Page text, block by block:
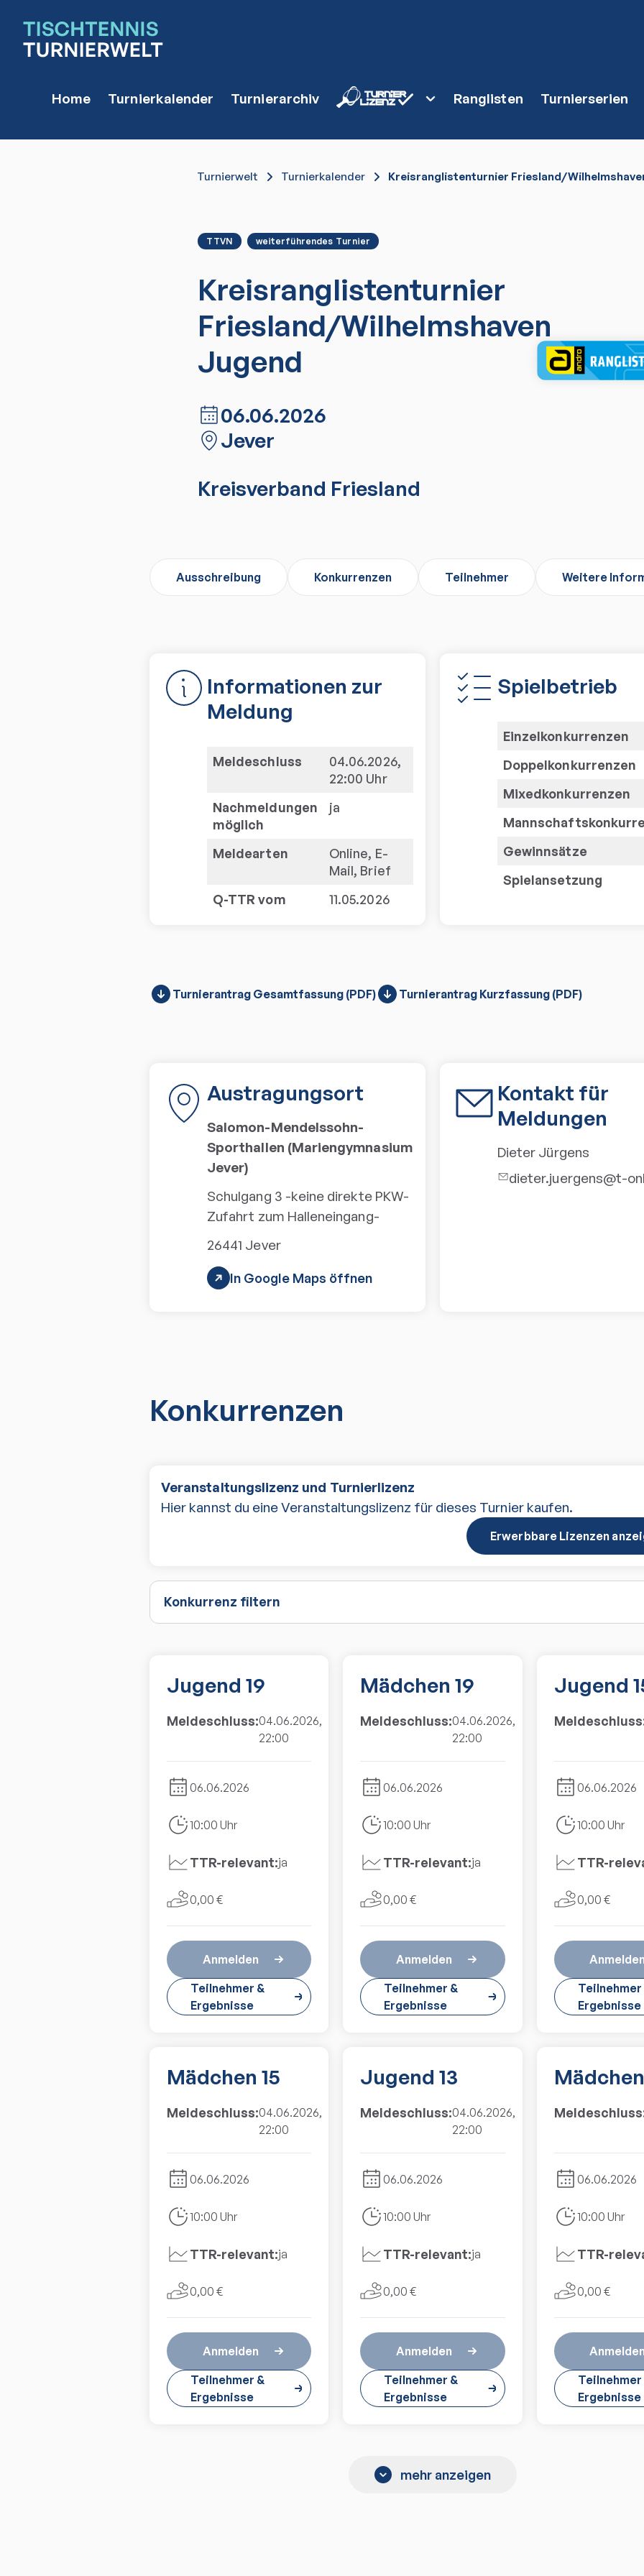
Home Turnierkalender Turnierarchiv Ranglisten Turnierserien
Turnierwelt Turnierkalender Kreisranglistenturnier Friesland/
TTVN weiterführendes Turnier
Kreisranglistenturnier
Friesland/Wilhelmshaven
Jugend
06.06.2026
Jever
Kreisverband Friesland
Ausschreibung Konkurrenzen Teilnehmer Weitere
Informationen zur
Meldung
Meldeschluss
04.06.2026,
22:00 Uhr
Nachmeldungen
möglich
ja
Meldearten
Online, E-
Mail, Brief
Q-TTR vom
11.05.2026
Spielbetrieb
Einzelkonkurrenzen
Doppelkonkurrenzen
Mixedkonkurrenzen
Gewinnsätze
Spielansetzung
Turnierantrag Gesamtfassung (PDF) Turnierantrag Kurzfassung (PDF)
Austragungsort
Salomon-Mendelssohn-
Sporthallen (Mariengymnasium
Jever)
Schulgang 3 -keine direkte PKW-
Zufahrt zum Halleneingang-
26441 Jever
In Google Maps öffnen
Kontakt für
Meldungen
Dieter Jürgens
dieter.juergens@t-
Konkurrenzen
Veranstaltungslizenz und Turnierlizenz
Hier kannst du eine Veranstaltungslizenz für dieses Turnier kaufen.
Erwerbbare Lizenzen
Konkurrenz filtern
Jugend 19
Meldeschluss:04.06.2026,
22:00
06.06.2026
10:00 Uhr
TTR-relevant:ja
0,00 €
Anmelden
Teilnehmer &
Ergebnisse
Mädchen 19
Meldeschluss:04.06.2026,
22:00
06.06.2026
10:00 Uhr
TTR-relevant:ja
0,00 €
Anmelden
Teilnehmer &
Ergebnisse
Jugend
06.06.2026
10:00 Uhr
TTR-
0,00 €
Teilnehmer
Ergebnisse
Mädchen 15
Meldeschluss:04.06.2026,
22:00
06.06.2026
10:00 Uhr
TTR-relevant:ja
0,00 €
Anmelden
Teilnehmer &
Ergebnisse
Jugend 13
Meldeschluss:04.06.2026,
22:00
06.06.2026
10:00 Uhr
TTR-relevant:ja
0,00 €
Anmelden
Teilnehmer &
Ergebnisse
06.06.2026
10:00 Uhr
TTR-
0,00 €
Teilnehmer
Ergebnisse
mehr anzeigen